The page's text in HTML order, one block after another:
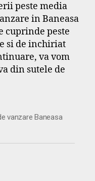
peste media
in Baneasa
cuprinde peste
si de inchiriat
va vom
din sutele de
vanzare Baneasa